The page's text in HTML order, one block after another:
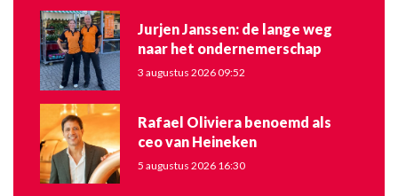
Jurjen Janssen: de lange weg
naar het ondernemerschap
3 augustus 2026 09:52
Rafael Oliviera benoemd als
ceo van Heineken
5 augustus 2026 16:30